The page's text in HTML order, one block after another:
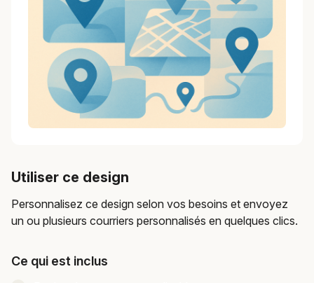
Utiliser ce design
Personnalisez ce design selon vos besoins et envoyez
un ou plusieurs courriers personnalisés en quelques clics.
Ce qui est inclus